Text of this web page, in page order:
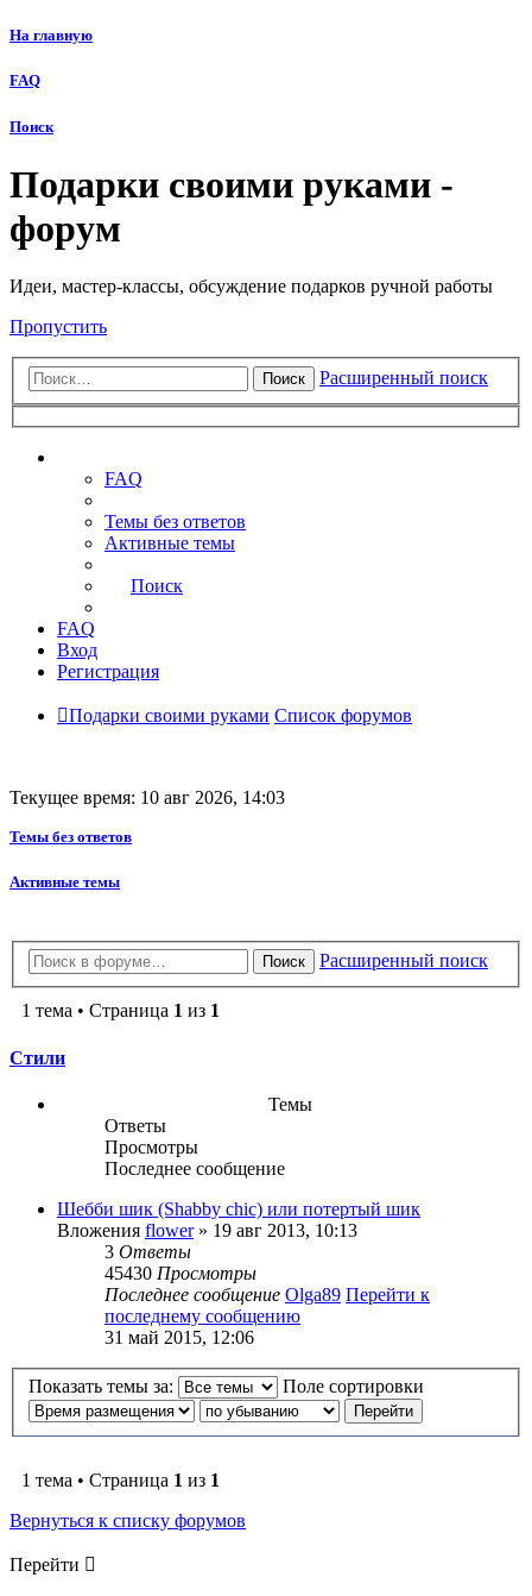
На главную
FAQ
Поиск
Подарки своими руками -
форум
Идеи, мастер-классы, обсуждение подарков ручной работы
Пропустить
Поиск Расширенный поиск
FAQ
Темы без ответов
Активные темы
Поиск
FAQ
Вход
Регистрация
Подарки своими руками Список форумов
Текущее время: 10 авг 2026, 14:03
Темы без ответов
Активные темы
Поиск Расширенный поиск
1 тема • Страница 1 из 1
Стили
Темы
Ответы
Просмотры
Последнее сообщение
Шебби шик (Shabby chic) или потертый шик
Вложения flower» 19 авг 2013, 10:13
3 Ответы
45430 Просмотры
Последнее сообщение Olga89 Перейти к
последнему сообщению
31 май 2015, 12:06
Показать темы за: Поле сортировки
1 тема • Страница 1 из 1
Вернуться к списку форумов
Перейти